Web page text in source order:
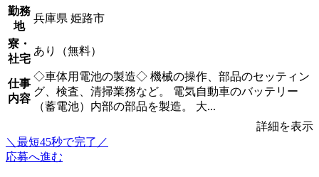
勤務
地
兵庫県 姫路市
寮・
社宅
あり（無料）
仕事
内容
◇車体用電池の製造◇ 機械の操作、部品のセッティン
グ、検査、清掃業務など。 電気自動車のバッテリー
（蓄電池）内部の部品を製造。 大...
詳細を表示
＼最短45秒で完了／
応募へ進む